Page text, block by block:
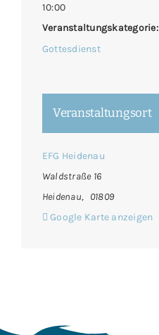
10:00
Veranstaltungskategorie:
Gottesdienst
Veranstaltungsort
EFG Heidenau
Waldstraße 16
Heidenau, 01809
Google Karte anzeigen